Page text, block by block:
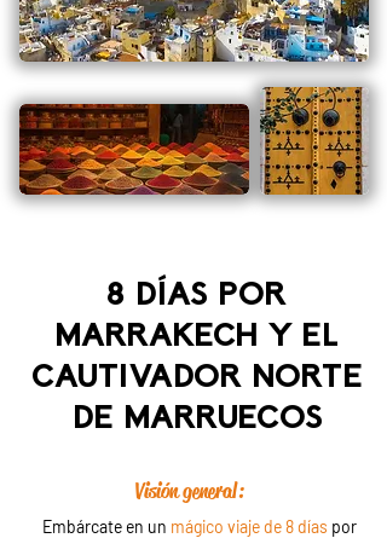
8 DÍAS POR
MARRAKECH Y EL
CAUTIVADOR NORTE
DE MARRUECOS
Visión general:
Embárcate en un mágico viaje de 8 días por